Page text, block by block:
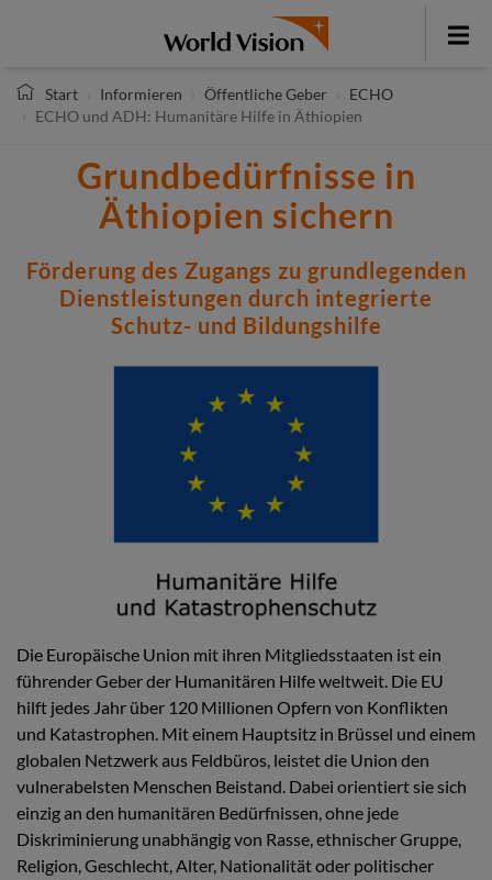
Toggle
Start
Informieren Öffentliche Geber
ECHO
ECHO und ADH: Humanitäre Hilfe in Äthiopien
Grundbedürfnisse in
Äthiopien sichern
Förderung des Zugangs zu grundlegenden
Dienstleistungen durch integrierte
Schutz- und Bildungshilfe
Die Europäische Union mit ihren Mitgliedsstaaten ist ein
führender Geber der Humanitären Hilfe weltweit. Die EU
hilft jedes Jahr über 120 Millionen Opfern von Konflikten
und Katastrophen. Mit einem Hauptsitz in Brüssel und einem
globalen Netzwerk aus Feldbüros, leistet die Union den
vulnerabelsten Menschen Beistand. Dabei orientiert sie sich
einzig an den humanitären Bedürfnissen, ohne jede
Diskriminierung unabhängig von Rasse, ethnischer Gruppe,
Religion, Geschlecht, Alter, Nationalität oder politischer